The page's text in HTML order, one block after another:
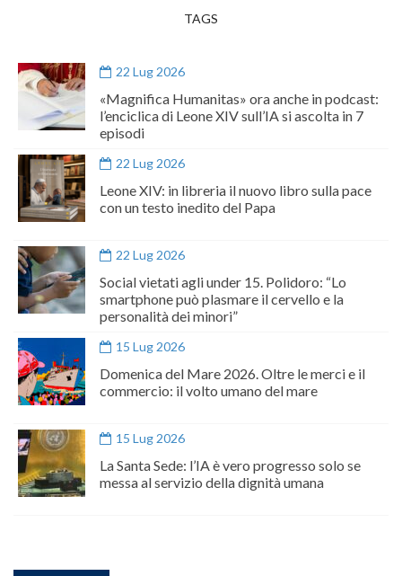
TAGS
22 Lug 2026
«Magnifica Humanitas» ora anche in podcast:
l’enciclica di Leone XIV sull’IA si ascolta in 7
episodi
22 Lug 2026
Leone XIV: in libreria il nuovo libro sulla pace
con un testo inedito del Papa
22 Lug 2026
Social vietati agli under 15. Polidoro: “Lo
smartphone può plasmare il cervello e la
personalità dei minori”
15 Lug 2026
Domenica del Mare 2026. Oltre le merci e il
commercio: il volto umano del mare
15 Lug 2026
La Santa Sede: l’IA è vero progresso solo se
messa al servizio della dignità umana